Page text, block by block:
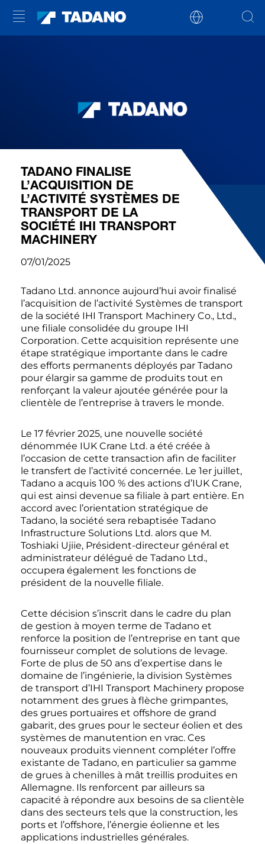
TADANO FINALISE
L’ACQUISITION DE
L’ACTIVITÉ SYSTÈMES DE
TRANSPORT DE LA
SOCIÉTÉ IHI TRANSPORT
MACHINERY
07/01/2025
Tadano Ltd. annonce aujourd’hui avoir finalisé
l’acquisition de l’activité Systèmes de transport
de la société IHI Transport Machinery Co., Ltd.,
une filiale consolidée du groupe IHI
Corporation. Cette acquisition représente une
étape stratégique importante dans le cadre
des efforts permanents déployés par Tadano
pour élargir sa gamme de produits tout en
renforçant la valeur ajoutée générée pour la
clientèle de l’entreprise à travers le monde.
Le 17 février 2025, une nouvelle société
dénommée IUK Crane Ltd. a été créée à
l’occasion de cette transaction afin de faciliter
le transfert de l’activité concernée. Le 1er juillet,
Tadano a acquis 100 % des actions d’IUK Crane,
qui est ainsi devenue sa filiale à part entière. En
accord avec l’orientation stratégique de
Tadano, la société sera rebaptisée Tadano
Infrastructure Solutions Ltd. alors que M.
Toshiaki Ujiie, Président-directeur général et
administrateur délégué de Tadano Ltd.,
occupera également les fonctions de
président de la nouvelle filiale.
Cette décision s’inscrit dans le cadre du plan
de gestion à moyen terme de Tadano et
renforce la position de l’entreprise en tant que
fournisseur complet de solutions de levage.
Forte de plus de 50 ans d’expertise dans le
domaine de l’ingénierie, la division Systèmes
de transport d’IHI Transport Machinery propose
notamment des grues à flèche grimpantes,
des grues portuaires et offshore de grand
gabarit, des grues pour le secteur éolien et des
systèmes de manutention en vrac. Ces
nouveaux produits viennent compléter l’offre
existante de Tadano, en particulier sa gamme
de grues à chenilles à mât treillis produites en
Allemagne. Ils renforcent par ailleurs sa
capacité à répondre aux besoins de sa clientèle
dans des secteurs tels que la construction, les
ports et l’offshore, l’énergie éolienne et les
applications industrielles générales.